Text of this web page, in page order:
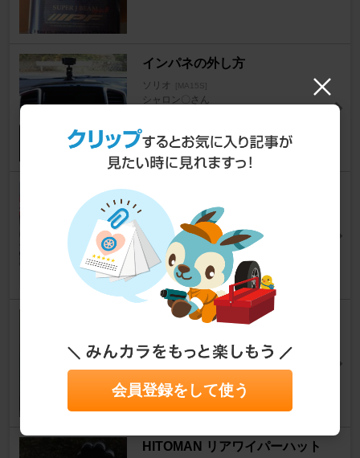
インパネの外し方
ソリオ [MA15S]
シャロン〇さん
A/Cガス交換
ソリオ [MA15S]
karonさん
17
ゆのみさん
HITOMAN リアワイパーハット
会員登録をして使う